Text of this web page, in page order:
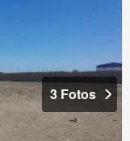
3 Fotos